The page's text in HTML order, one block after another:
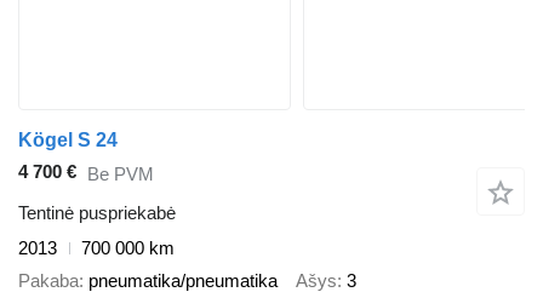
Kögel S 24
4 700 € Be PVM
Tentinė puspriekabė
2013
700 000 km
Pakaba pneumatika/pneumatika Ašys 3